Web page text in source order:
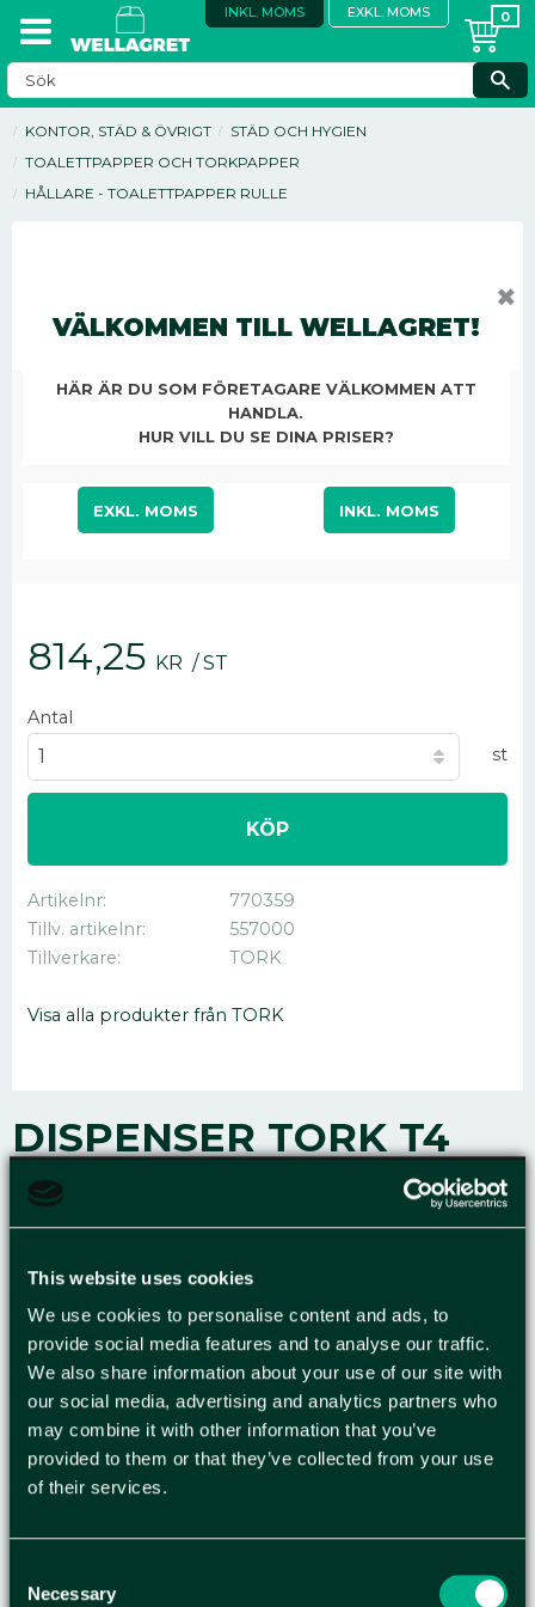
This website uses cookies
We use cookies to personalise content and ads, to
provide social media features and to analyse our traffic.
We also share information about your use of our site with
our social media, advertising and analytics partners who
may combine it with other information that you’ve
provided to them or that they’ve collected from your use
of their services.
Selection
Necessary
INKL. MOMS EXKL. MOMS
KONTOR, STÄD & ÖVRIGT
STÄD OCH HYGIEN
TOALETTPAPPER OCH TORKPAPPER
HÅLLARE - TOALETTPAPPER RULLE
814,25 KR /ST
Antal
st
KÖP
Artikelnr
770359
Tillv. artikelnr
557000
Tillverkare
TORK
Visa alla produkter från TORK
DISPENSER TORK T4
TOA VIT
toalettpappersrullar minskar
underhållskostnaderna genom att rymma två
rullar åt gången. Tork T4-dispensern är ett
perfekt system för alla typer av badrum med låg
genomströmning. Den här
toalettpappershållaren har en modern och
funktionell design som gör ett bestående intryck
på gästerna. Den passar för ett brett utbud av
toaletter. - En stängd dispenser som håller
VÄLKOMMEN TILL WELLAGRET!
HÄR ÄR DU SOM FÖRETAGARE VÄLKOMMEN ATT
HANDLA.
HUR VILL DU SE DINA PRISER?
EXKL. MOMS INKL. MOMS
✖